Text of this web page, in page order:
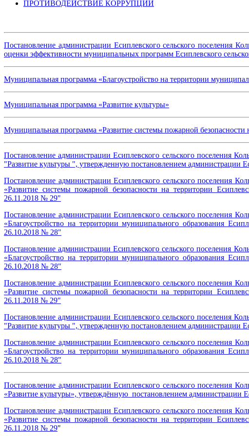
ПРОТИВОДЕЙСТВИЕ КОРРУПЦИИ
Постановление администрации Есиплевского сельского поселения
оценки эффективности муниципальных программ Есиплевского
Муниципальная программа «Благоустройство на территории
Муниципальная программа «Развитие культуры»
Муниципальная программа «Развитие системы пожарной безопасности
Постановление администрации Есиплевского сельского поселения
"Развитие культуры ", утвержденную постановлением администрации
Постановление администрации Есиплевского сельского поселения
«Развитие системы пожарной безопасности на территории
26.11.2018 № 29"
Постановление администрации Есиплевского сельского поселения
«Благоустройство на территории муниципального образования
26.10.2018 № 28"
Постановление администрации Есиплевского сельского поселения
«Благоустройство на территории муниципального образования
26.10.2018 № 28"
Постановление администрации Есиплевского сельского поселения
«Развитие системы пожарной безопасности на территории
26.11.2018 № 29"
Постановление администрации Есиплевского сельского поселения
"Развитие культуры ", утвержденную постановлением администрации
Постановление администрации Есиплевского сельского поселения
«Благоустройство на территории муниципального образования
26.10.2018 № 28"
Постановление администрации Есиплевского сельского поселения
«Развитие культуры», утверждённую постановлением администрации
Постановление администрации Есиплевского сельского поселения
«Развитие системы пожарной безопасности на территории
26.11.2018 № 29"